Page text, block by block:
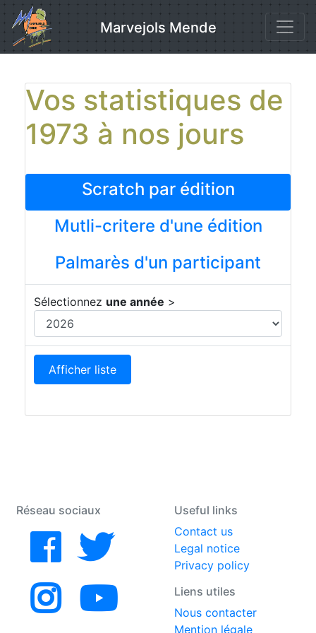
Skip
to
content
Marvejols Mende
Vos statistiques de
1973 à nos jours
Scratch par édition
Mutli-critere d'une édition
Palmarès d'un participant
Sélectionnez une année >
Réseau sociaux
Useful links
Contact us
Legal notice
Privacy policy
Liens utiles
Nous contacter
Mention légale